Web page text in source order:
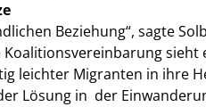
Beziehung“, sagte
Koalitionsvereinbarung sieht
leichter Migranten in ihre
Lösung in der